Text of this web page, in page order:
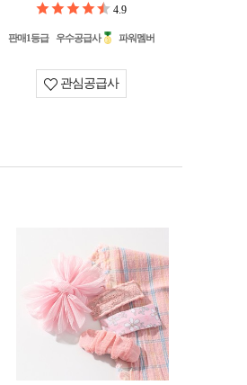
4.9
판매1등급 우수공급사 파워멤버
관심공급사